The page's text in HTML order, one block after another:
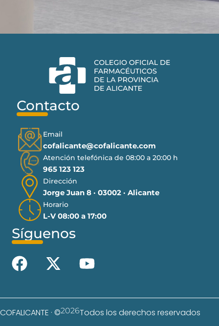
Contacto
Email
cofalicante@cofalicante.com
Atención telefónica de 08:00 a 20:00 h
965 123 123
Dirección
Jorge Juan 8 · 03002 · Alicante
Horario
L-V 08:00 a 17:00
Síguenos
COFALICANTE · ©2026Todos los derechos reservados